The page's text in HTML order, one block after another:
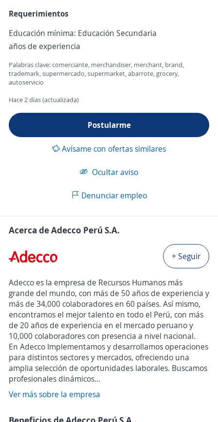
Requerimientos
Educación mínima: Educación Secundaria
años de experiencia
Palabras clave: comerciante, merchandiser, merchant, brand,
trademark, supermercado, supermarket, abarrote, grocery,
autoservicio
Hace 2 días (actualizada)
Postularme
Avísame con ofertas similares
Ocultar aviso
Denunciar empleo
Acerca de Adecco Perú S.A.
+ Seguir
Adecco es la empresa de Recursos Humanos más
grande del mundo, con más de 50 años de experiencia y
más de 34,000 colaboradores en 60 países. Así mismo,
encontramos el mejor talento en todo el Perú, con más
de 20 años de experiencia en el mercado peruano y
10,000 colaboradores con presencia a nivel nacional.
En Adecco Implementamos y desarrollamos operaciones
para distintos sectores y mercados, ofreciendo una
amplia selección de oportunidades laborales. Buscamos
profesionales dinámicos...
Ver más sobre la empresa